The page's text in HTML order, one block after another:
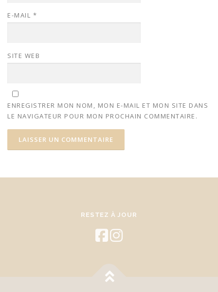
E-MAIL *
SITE WEB
ENREGISTRER MON NOM, MON E-MAIL ET MON SITE DANS
LE NAVIGATEUR POUR MON PROCHAIN COMMENTAIRE.
RESTEZ À JOUR